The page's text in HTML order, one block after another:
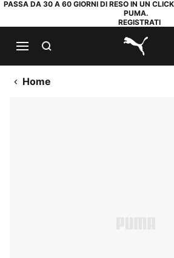
PASSA DA 30 A 60 GIORNI DI RESO IN UN
PUMA.
REGISTRATI
PUMA.com
Home